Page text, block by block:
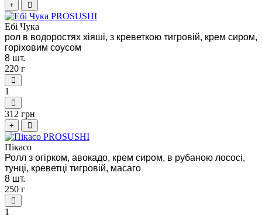
+
Ебі Чука
рол в водоростях хіяші, з креветкою тигровій, крем сиром,
горіховим соусом
8 шт.
220 г
1
312 грн
+
Пікасо
Ролл з огірком, авокадо, крем сиром, в рубаною лососі,
тунці, креветці тигровій, масаго
8 шт.
250 г
1